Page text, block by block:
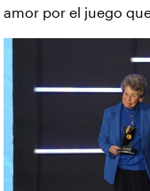
amor por el juego